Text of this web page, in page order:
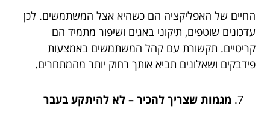
החיים של האפליקציה הם כשהיא אצל המשתמשים. לכן
עדכונים שוטפים, תיקוני באגים ושיפור מתמיד הם
קריטיים. תקשורת עם קהל המשתמשים באמצעות
פידבקים ושאלונים תביא אותך רחוק יותר מהמתחרים.
מגמות שצריך להכיר – לא להיתקע בעבר